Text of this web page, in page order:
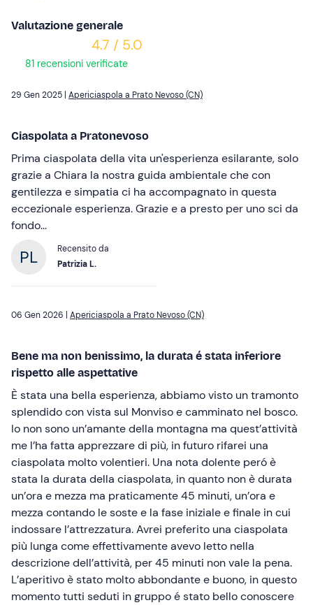
Valutazione generale
4.7 / 5.0
81 recensioni verificate
29 Gen 2025 | Apericiaspola a Prato Nevoso (CN)
Ciaspolata a Pratonevoso
Prima ciaspolata della vita un'esperienza esilarante, solo
grazie a Chiara la nostra guida ambientale che con
gentilezza e simpatia ci ha accompagnato in questa
eccezionale esperienza. Grazie e a presto per uno sci da
fondo...
Recensito da
Patrizia L.
06 Gen 2026 | Apericiaspola a Prato Nevoso (CN)
Bene ma non benissimo, la durata é stata inferiore
rispetto alle aspettative
È stata una bella esperienza, abbiamo visto un tramonto
splendido con vista sul Monviso e camminato nel bosco.
Io non sono un’amante della montagna ma quest’attività
me l’ha fatta apprezzare di più, in futuro rifarei una
ciaspolata molto volentieri. Una nota dolente peró è
stata la durata della ciaspolata, in quanto non è durata
un’ora e mezza ma praticamente 45 minuti, un’ora e
mezza contando le soste e la fase iniziale e finale in cui
indossare l’attrezzatura. Avrei preferito una ciaspolata
più lunga come effettivamente avevo letto nella
descrizione dell’attività, per 45 minuti non vale la pena.
L’aperitivo è stato molto abbondante e buono, in questo
momento tutti seduti in gruppo é stato bello conoscere